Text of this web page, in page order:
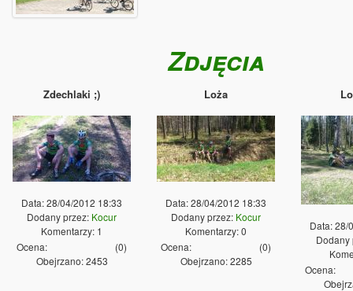
Zdjęcia
Zdechlaki ;)
Data: 28/04/2012 18:33
Dodany przez: Kocur
Komentarzy: 1
Ocena:
(0)
Obejrzano: 2453
Loża
Data: 28/04/2012 18:33
Dodany przez: Kocur
Komentarzy: 0
Ocena:
(0)
Obejrzano: 2285
Data: 28/
Ocena: